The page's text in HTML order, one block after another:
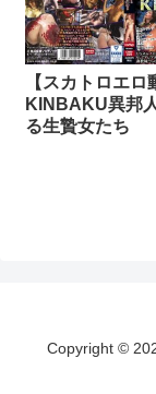
【スカトロエロ
KINBAKU異邦
る生贄女たち
Copyright ©